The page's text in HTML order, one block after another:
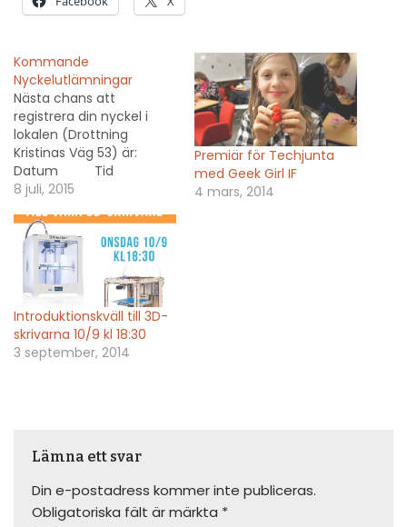
Kommande
Nyckelutlämningar
Nästa chans att
registrera din nyckel i
lokalen (Drottning
Kristinas Väg 53) är:
Datum Tid
Kontaktperson 2015-
20:00 Erik 0705661884
2015-07-22 kl 18:30 -
20:00 Niclas
0702924367 2015-08-
05 kl 18:30 -
20:00 Andreas
0762204866 2015-08-
19 kl 18:30 - 20:00 Sina
30 kl 18:30 -
0736003495 2015-10-
14 kl…
8 juli, 2015
Premiär för Techjunta
med Geek Girl IF
4 mars, 2014
Introduktionskväll till 3D-
skrivarna 10/9 kl 18:30
3 september, 2014
Lämna ett svar
Din e-postadress kommer inte publiceras.
Obligatoriska fält är märkta *